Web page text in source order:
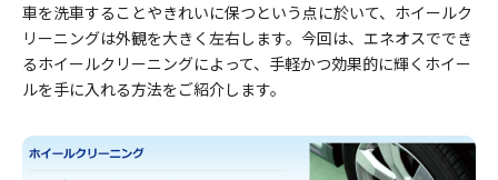
車を洗車することやきれいに保つという点に於いて、ホイールク
リーニングは外観を大きく左右します。今回は、エネオスででき
るホイールクリーニングによって、手軽かつ効果的に輝くホイー
ルを手に入れる方法をご紹介します。